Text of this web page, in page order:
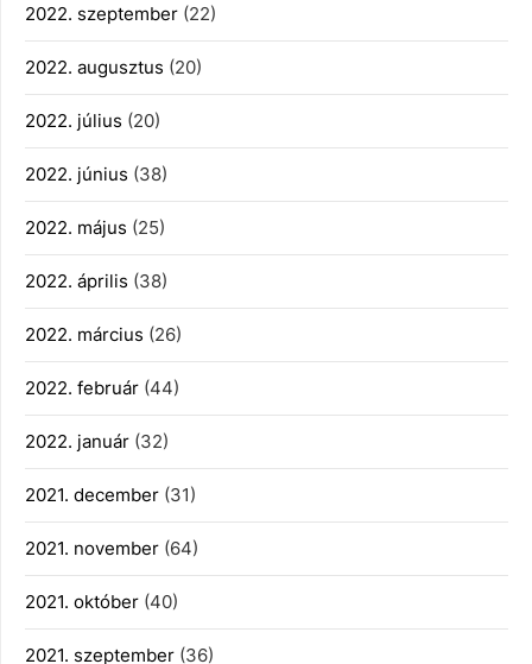
2022. szeptember (22)
2022. augusztus (20)
2022. július (20)
2022. június (38)
2022. május (25)
2022. április (38)
2022. március (26)
2022. február (44)
2022. január (32)
2021. december (31)
2021. november (64)
2021. október (40)
2021. szeptember (36)